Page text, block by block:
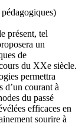
présent, tel
un
de
du XXe siècle.
permettra
d’un courant à
du passé
efficaces en
sourire à